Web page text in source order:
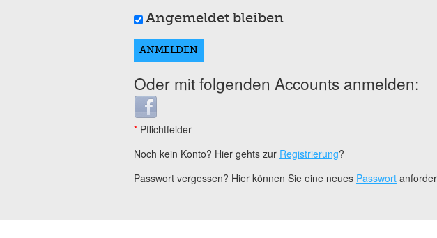
Angemeldet bleiben
Oder mit folgenden Accounts anmelden:
Login with Facebook
* Pflichtfelder
Noch kein Konto? Hier gehts zur Registrierung?
Passwort vergessen? Hier können Sie eine neues Passwort